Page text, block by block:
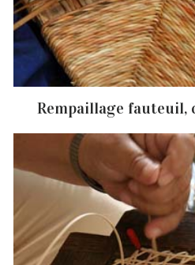
Rempaillage fauteuil,